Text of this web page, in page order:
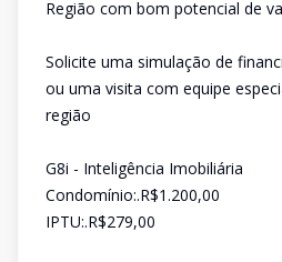
Região com bom potencial de
Solicite uma simulação de
ou uma visita com equipe
região
G8i - Inteligência Imobiliária
Condomínio:.R$1.200,00
IPTU:.R$279,00